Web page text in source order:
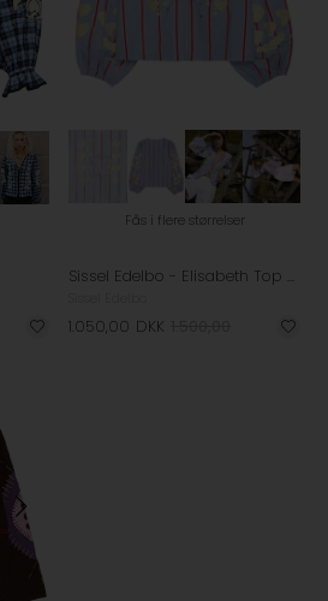
Fås i flere størrelser
Sissel Edelbo - Elisabeth Top - Bluebell Stripes
1.050,00 DKK